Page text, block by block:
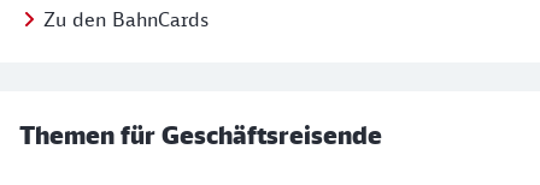
Zu den BahnCards
Themen für Geschäftsreisende